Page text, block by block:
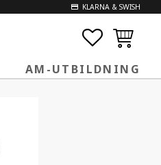
KLARNA & SWISH
AM-UTBILDNING